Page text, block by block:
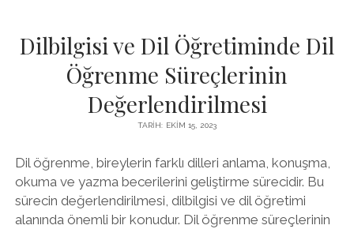
ÜCRETSIZ TIKTOK TAKIPÇI ARTTIRMA
Dilbilgisi ve Dil Öğretiminde Dil
Öğrenme Süreçlerinin
Değerlendirilmesi
TARIH: EKIM 15, 2023
Dil öğrenme, bireylerin farklı dilleri anlama, konuşma,
okuma ve yazma becerilerini geliştirme sürecidir. Bu
sürecin değerlendirilmesi, dilbilgisi ve dil öğretimi
alanında önemli bir konudur. Dil öğrenme süreçlerinin